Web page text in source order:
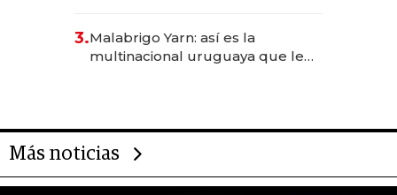
anticipación y prepara apertura
3.Malabrigo Yarn: así es la
multinacional uruguaya que le
Más noticias